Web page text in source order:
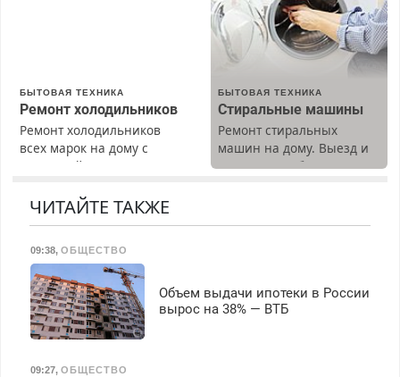
БЫТОВАЯ ТЕХНИКА
Ремонт холодильников
Ремонт холодильников
всех марок на дому с
гарантией. Замена
Недорого. Без выходных.
БЫТОВАЯ ТЕХНИКА
Стиральные машины
Ремонт стиральных
машин на дому. Выезд и
диагностика бесплатно.
ЧИТАЙТЕ ТАКЖЕ
09:38, ОБЩЕСТВО
Объем выдачи ипотеки в России
вырос на 38% — ВТБ
09:27, ОБЩЕСТВО